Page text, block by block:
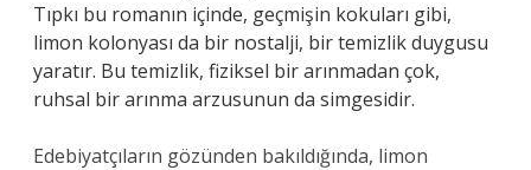
Tıpkı bu romanın içinde, geçmişin kokuları gibi,
limon kolonyası da bir nostalji, bir temizlik duygusu
yaratır. Bu temizlik, fiziksel bir arınmadan çok,
ruhsal bir arınma arzusunun da simgesidir.
Edebiyatçıların gözünden bakıldığında, limon